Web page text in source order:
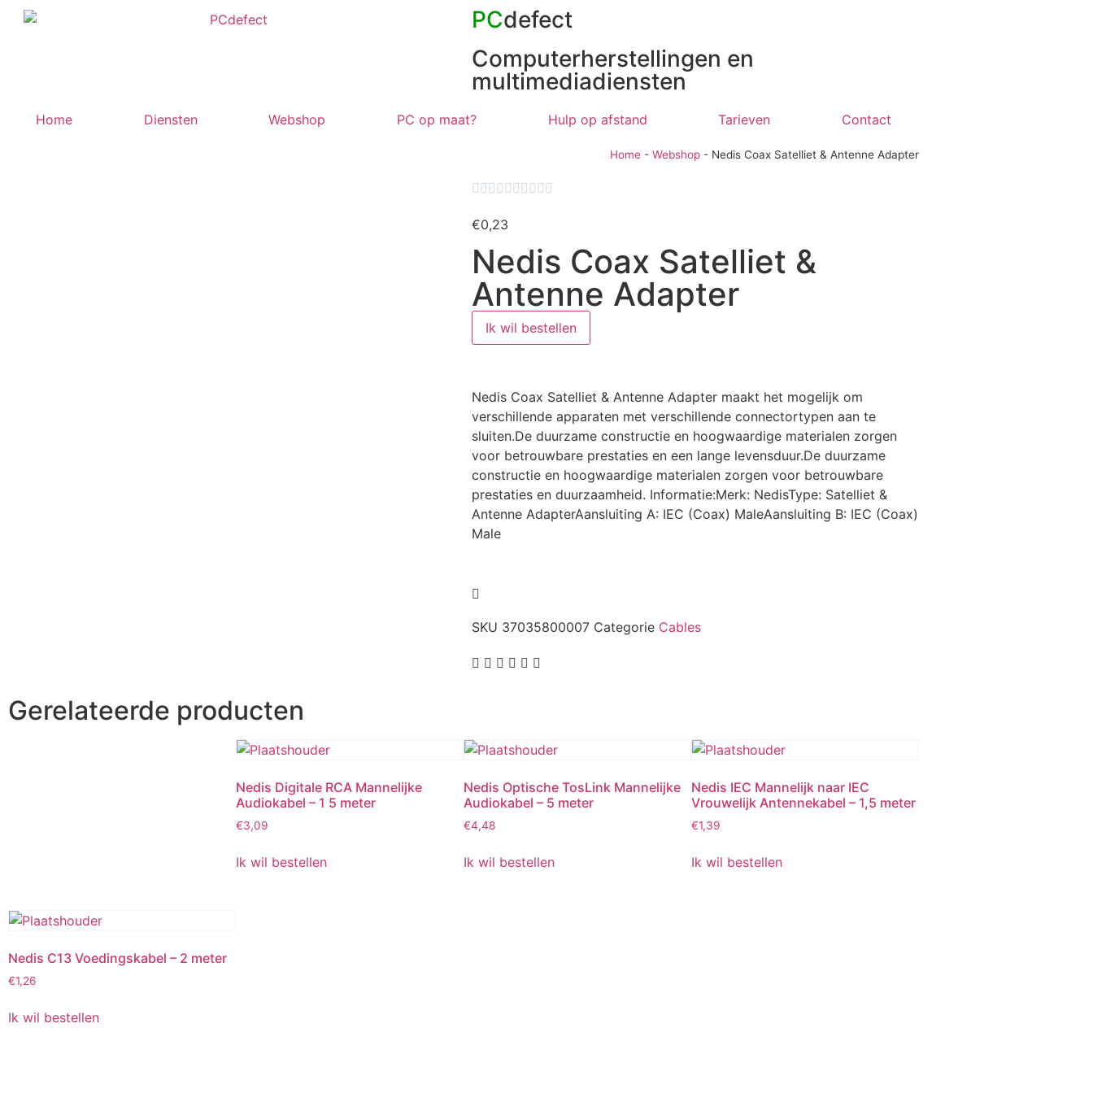
PCdefect
Computerherstellingen en
multimediadiensten
Home Diensten Webshop PC op maat? Hulp op afstand Tarieven Contact
Home - Webshop - Nedis Coax Satelliet & Antenne Adapter
         
€0,23
Nedis Coax Satelliet &
Antenne Adapter
Ik wil bestellen
Nedis Coax Satelliet & Antenne Adapter maakt het mogelijk om
verschillende apparaten met verschillende connectortypen aan te
sluiten.De duurzame constructie en hoogwaardige materialen zorgen
voor betrouwbare prestaties en een lange levensduur.De duurzame
constructie en hoogwaardige materialen zorgen voor betrouwbare
prestaties en duurzaamheid. Informatie:Merk: NedisType: Satelliet &
Antenne AdapterAansluiting A: IEC (Coax) MaleAansluiting B: IEC (Coax)
Male
SKU 37035800007 Categorie Cables
Gerelateerde producten
Nedis Digitale RCA Mannelijke
Audiokabel – 1 5 meter
€3,09
Ik wil bestellen
Nedis Optische TosLink Mannelijke
Audiokabel – 5 meter
€4,48
Ik wil bestellen
Nedis IEC Mannelijk naar IEC
Vrouwelijk Antennekabel – 1,5 meter
€1,39
Ik wil bestellen
Nedis C13 Voedingskabel – 2 meter
€1,26
Ik wil bestellen